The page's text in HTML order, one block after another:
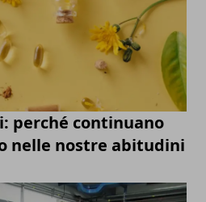
perché continuano
nelle nostre abitudini